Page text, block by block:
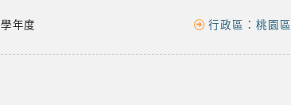
學年度 行政區： 桃園區